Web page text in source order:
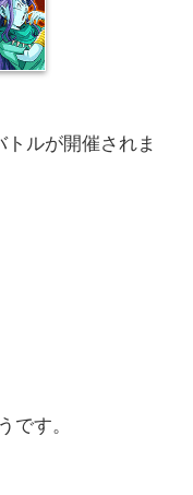
ルが開催されま
です。